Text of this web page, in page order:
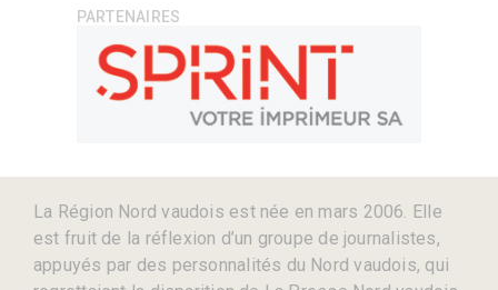
PARTENAIRES
La Région Nord vaudois est née en mars 2006. Elle
est fruit de la réflexion d’un groupe de journalistes,
appuyés par des personnalités du Nord vaudois, qui